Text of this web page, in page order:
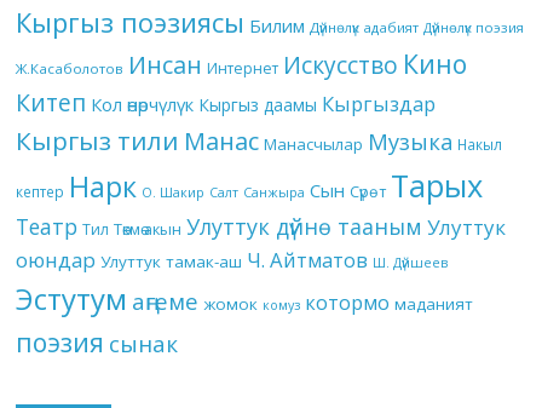
Кыргыз поэзиясы Билим Дүйнөлүк адабият Дүйнөлүк поэзия
Ж.Касаболотов Инсан Интернет Искусство Кино
Китеп Кол өнөрчүлүк Кыргыз даамы Кыргыздар
Кыргыз тили Манас Манасчылар Музыка Накыл
кептер Нарк О. Шакир Салт Санжыра Сын Сүрөт Тарых
Театр Тил Төкмө акын Улуттук дүйнө тааным Улуттук
оюндар Улуттук тамак-аш Ч. Айтматов Ш. Дүйшеев
Эстутум аңгеме жомок комуз котормо маданият
поэзия сынак